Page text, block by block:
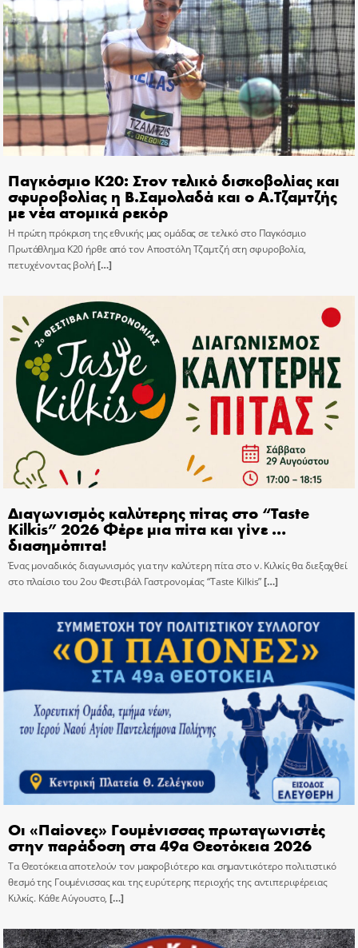
Παγκόσμιο Κ20: Στον τελικό δισκοβολίας και
σφυροβολίας η Β.Σαμολαδά και ο Α.Τζαμτζής
με νέα ατομικά ρεκόρ
Η πρώτη πρόκριση της εθνικής μας ομάδας σε τελικό στο Παγκόσμιο
Πρωτάθλημα Κ20 ήρθε από τον Αποστόλη Τζαμτζή στη σφυροβολία,
πετυχένοντας βολή[…]
Διαγωνισμός καλύτερης πίτας στο “Taste
Kilkis” 2026 Φέρε μια πίτα και γίνε …
διασημόπιτα!
Ένας μοναδικός διαγωνισμός για την καλύτερη πίτα στο ν. Κιλκίς θα διεξαχθεί
στο πλαίσιο του 2ου Φεστιβάλ Γαστρονομίας “Taste Kilkis”[…]
Οι «Παίονες» Γουμένισσας πρωταγωνιστές
στην παράδοση στα 49α Θεοτόκεια 2026
Τα Θεοτόκεια αποτελούν τον μακροβιότερο και σημαντικότερο πολιτιστικό
θεσμό της Γουμένισσας και της ευρύτερης περιοχής της αντιπεριφέρειας
Κιλκίς. Κάθε Αύγουστο, […]